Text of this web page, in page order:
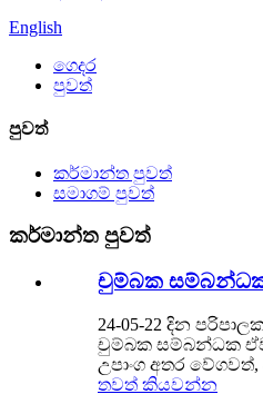
English
ගෙදර
පුවත්
පුවත්
කර්මාන්ත පුවත්
සමාගම් පුවත්
කර්මාන්ත පුවත්
චුම්බක
24-05-22 දින
චුම්බක සම්බන්ධක
උපාංග අතර
තවත් කියවන්න